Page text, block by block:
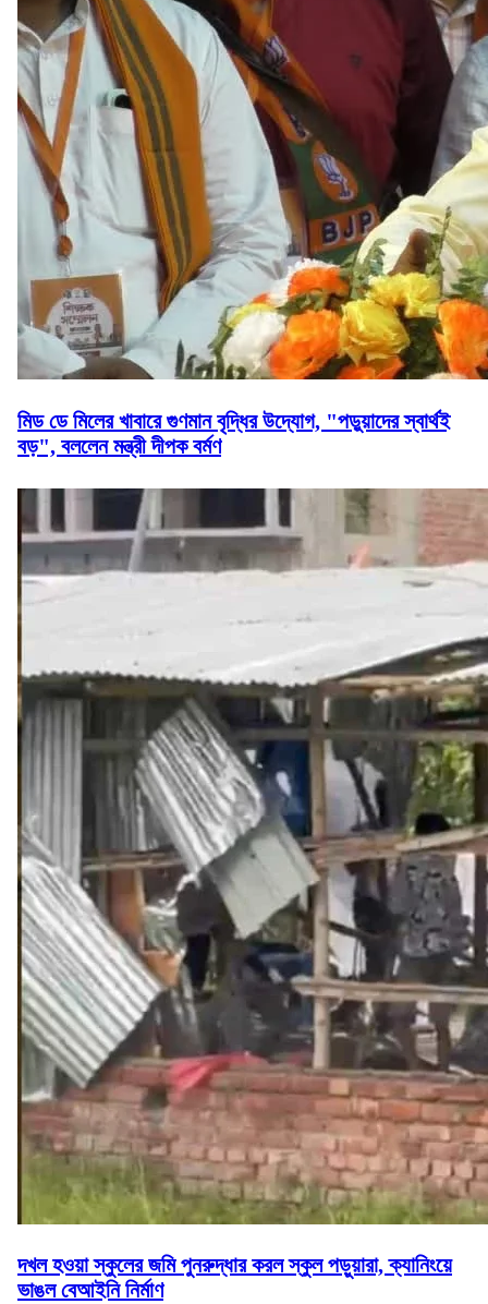
মিড ডে মিলের খাবারে গুণমান বৃদ্ধির উদ্যোগ, "পড়ুয়াদের স্বার্থই
বড়", বললেন মন্ত্রী দীপক বর্মণ
দখল হওয়া স্কুলের জমি পুনরুদ্ধার করল স্কুল পড়ুয়ারা, ক্যানিংয়ে
ভাঙল বেআইনি নির্মাণ